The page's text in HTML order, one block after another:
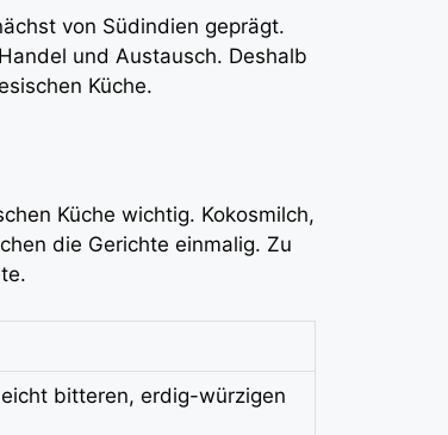
von Südindien geprägt.
und Austausch. Deshalb
Küche.
Küche wichtig. Kokosmilch,
die Gerichte einmalig. Zu
bitteren, erdig-würzigen